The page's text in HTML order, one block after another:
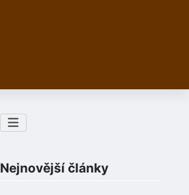
Nejnovější články